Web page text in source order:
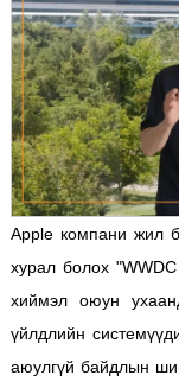
Apple компани жил
хурал болох
хиймэл оюун
үйлдлийн
аюулгүй байдлын